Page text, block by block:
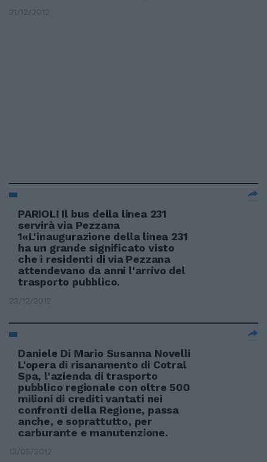
31/12/2012
PARIOLI Il bus della linea 231
servirà via Pezzana
1«L'inaugurazione della linea 231
ha un grande significato visto
che i residenti di via Pezzana
attendevano da anni l'arrivo del
trasporto pubblico.
23/12/2012
Daniele Di Mario Susanna Novelli
L'opera di risanamento di Cotral
Spa, l'azienda di trasporto
pubblico regionale con oltre 500
milioni di crediti vantati nei
confronti della Regione, passa
anche, e soprattutto, per
carburante e manutenzione.
13/05/2012